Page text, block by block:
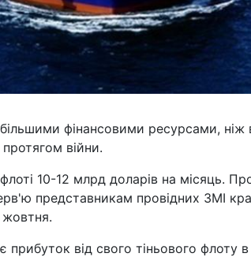
фінансовими ресурсами, ніж
війни.
10-12 млрд доларів на місяць.
представникам провідних ЗМІ
від свого тіньового флоту